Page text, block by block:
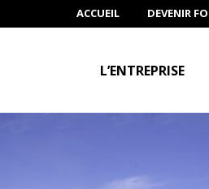
ACCUEIL DEVENIR
L’ENTREPRISE